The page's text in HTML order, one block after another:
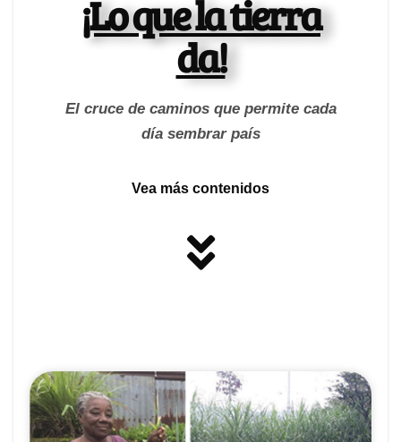
¡Lo que la tierra
da!
El cruce de caminos que permite cada
día sembrar país
Vea más contenidos